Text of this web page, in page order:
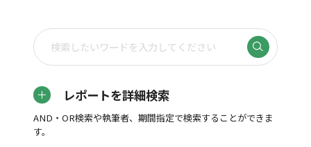
レポートを詳細検索
AND・OR検索や執筆者、期間指定で検索することができま
す。